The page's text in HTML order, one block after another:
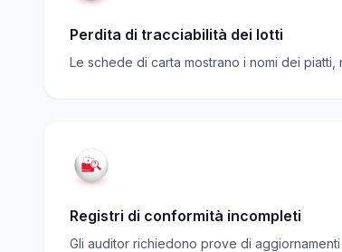
Perdita di tracciabilità dei lotti
Le schede di carta mostrano i nomi dei
Registri di conformità incompleti
Gli auditor richiedono prove di